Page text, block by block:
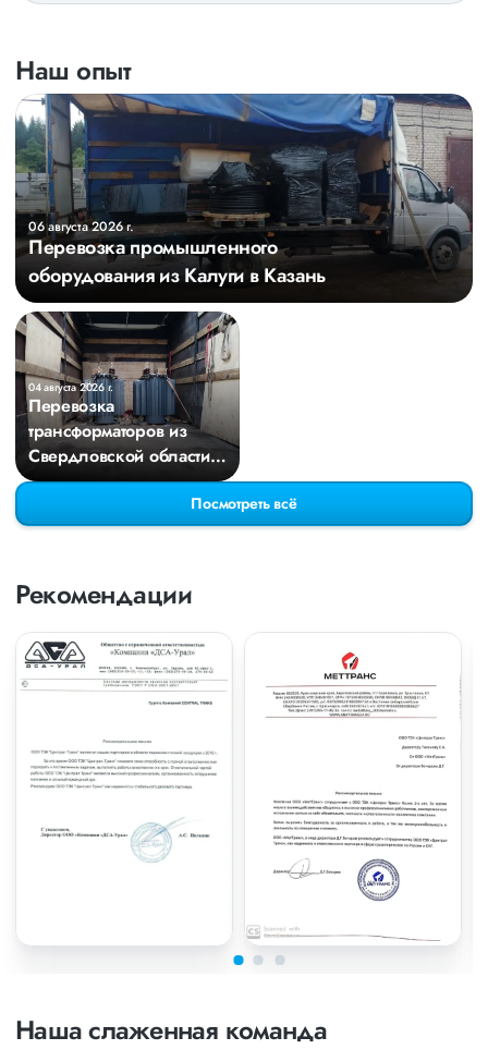
Наш опыт
06 августа 2026 г.
Перевозка промышленного
оборудования из Калуги в Казань
04 августа 2026 г.
Перевозка
трансформаторов из
Свердловской области в
Киров
Посмотреть всё
Рекомендации
Наша слаженная команда